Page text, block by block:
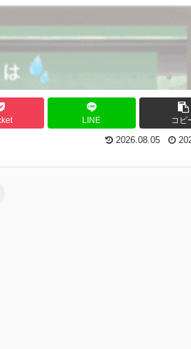
LINE コピ
2026.08.05